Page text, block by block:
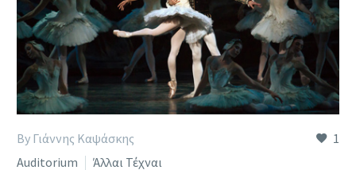
1
By Γιάννης Καψάσκης
Auditorium
Άλλαι Τέχναι